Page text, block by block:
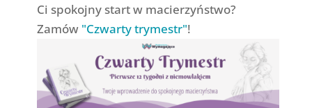
Ci spokojny start w macierzyństwo?
Zamów "Czwarty trymestr"!